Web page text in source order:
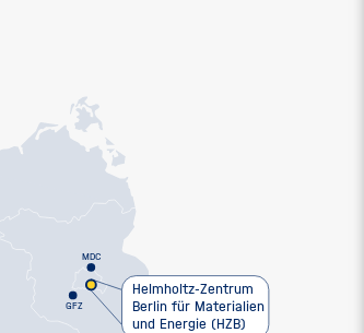
GFZ
MDC
Helmholtz-Zentrum
Berlin für Materialien
und Energie (HZB)